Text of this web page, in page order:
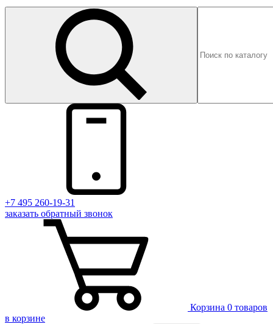
+7 495 260-19-31
заказать обратный звонок
Корзина 0 товаров
в корзине